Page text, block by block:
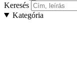
Keresés
Kategória